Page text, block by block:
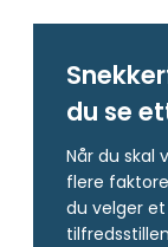
du se
Når du skal
flere
du velger